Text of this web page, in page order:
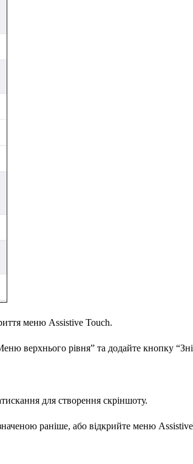
меню Assistive Touch.
верхнього рівня” та додайте кнопку
для створення скріншоту.
раніше, або відкрийте меню